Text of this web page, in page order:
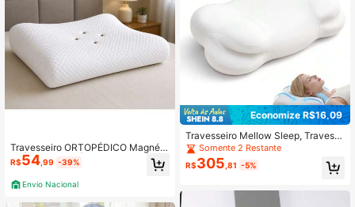
Travesseiro ORTOPÉDICO Magnéti
co | Anti Ronco | Macio Anti Stress
R$54 ,99 -39%
Envio Nacional
Economize R$16,09
Travesseiro Mellow Sleep, Travess
eiro de Pescoço Nuvem Atualizado,
Travesseiro Ergonômico de Espuma
de Memória com Suporte Cervical
cante para Dormir de Lado, Costas,
Barriga (Atualizado-Branco)
Somente 2 Restante
R$305 ,81 -5%